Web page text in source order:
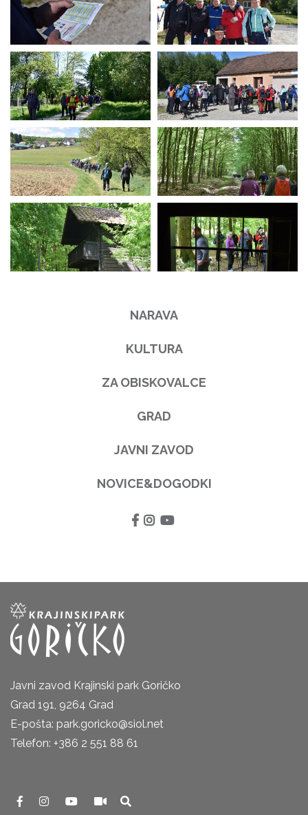
NARAVA
KULTURA
ZA OBISKOVALCE
GRAD
JAVNI ZAVOD
NOVICE&DOGODKI
Javni zavod Krajinski park Goričko
Grad 191, 9264 Grad
E-pošta: park.goricko@siol.net
Telefon: +386 2 551 88 61